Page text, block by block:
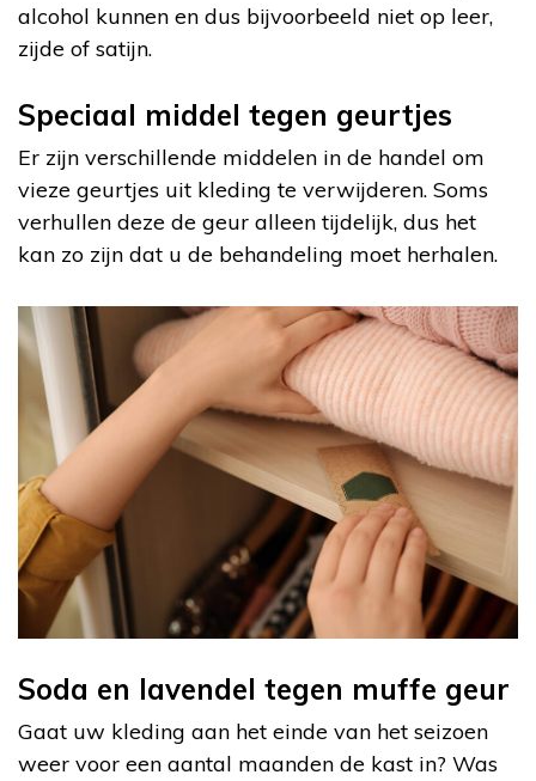
alcohol kunnen en dus bijvoorbeeld niet op leer,
zijde of satijn.
Speciaal middel tegen geurtjes
Er zijn verschillende middelen in de handel om
vieze geurtjes uit kleding te verwijderen. Soms
verhullen deze de geur alleen tijdelijk, dus het
kan zo zijn dat u de behandeling moet herhalen.
Soda en lavendel tegen muffe geur
Gaat uw kleding aan het einde van het seizoen
weer voor een aantal maanden de kast in? Was